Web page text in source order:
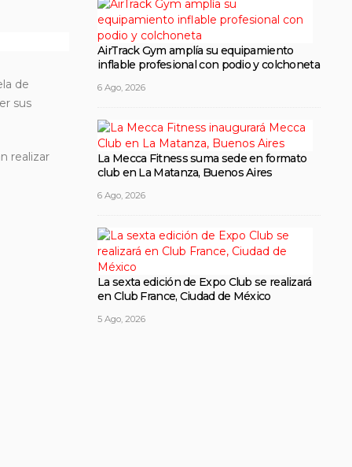
de
sus
realizar
AirTrack Gym amplía su equipamiento
inflable profesional con podio y colchoneta
6 Ago, 2026
La Mecca Fitness suma sede en formato
club en La Matanza, Buenos Aires
6 Ago, 2026
La sexta edición de Expo Club se realizará
en Club France, Ciudad de México
5 Ago, 2026